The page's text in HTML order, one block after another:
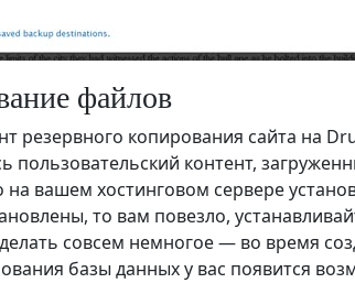
файлов
резервного копирования сайта на
пользовательский контент,
вашем хостинговом сервере
то вам повезло,
совсем немногое — во время
базы данных у вас появится